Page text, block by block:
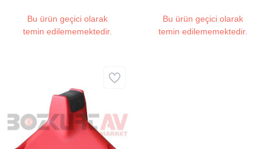
Bu ürün geçici olarak
temin edilememektedir.
Bu ürün geçici olarak
temin edilememektedir.